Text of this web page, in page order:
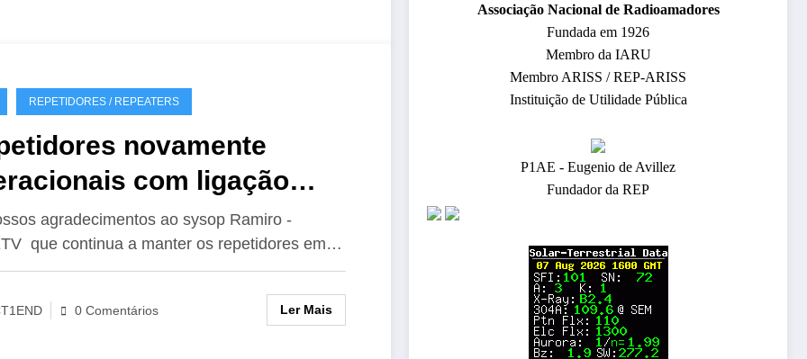
REPETIDORES / REPEATERS
novamente
com ligação
agradecimentos ao sysop Ramiro -
que continua a manter os repetidores em…
0 Comentários Ler Mais
​Associação Nacional de Radioamadores
Fundada em 1926
Membro da IARU
Membro ARISS / REP-ARISS
Instituição de Utilidade Pública
P1AE - Eugenio de Avillez
Fundador da REP